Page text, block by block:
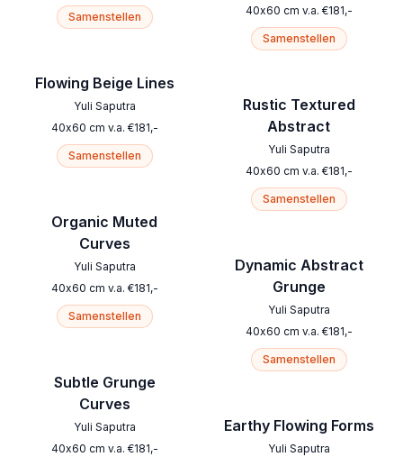
Samenstellen
Flowing Beige Lines
Yuli Saputra
40x60 cm v.a. €181,-
Samenstellen
Organic Muted
Curves
Yuli Saputra
40x60 cm v.a. €181,-
Samenstellen
Subtle Grunge
Curves
Yuli Saputra
40x60 cm v.a. €181,-
40x60 cm v.a. €181,-
Samenstellen
Rustic Textured
Abstract
Yuli Saputra
40x60 cm v.a. €181,-
Samenstellen
Dynamic Abstract
Grunge
Yuli Saputra
40x60 cm v.a. €181,-
Samenstellen
Earthy Flowing Forms
Yuli Saputra